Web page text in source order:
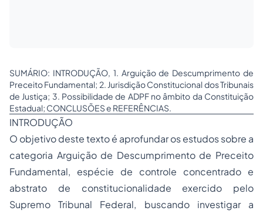
SUMÁRIO: INTRODUÇÃO, 1. Arguição de Descumprimento de
Preceito Fundamental; 2. Jurisdição Constitucional dos Tribunais
de Justiça; 3. Possibilidade de ADPF no âmbito da Constituição
Estadual; CONCLUSÕES e REFERÊNCIAS.
INTRODUÇÃO
O objetivo deste texto é aprofundar os estudos sobre a
categoria Arguição de Descumprimento de Preceito
Fundamental, espécie de controle concentrado e
abstrato de constitucionalidade exercido pelo
Supremo Tribunal Federal, buscando investigar a